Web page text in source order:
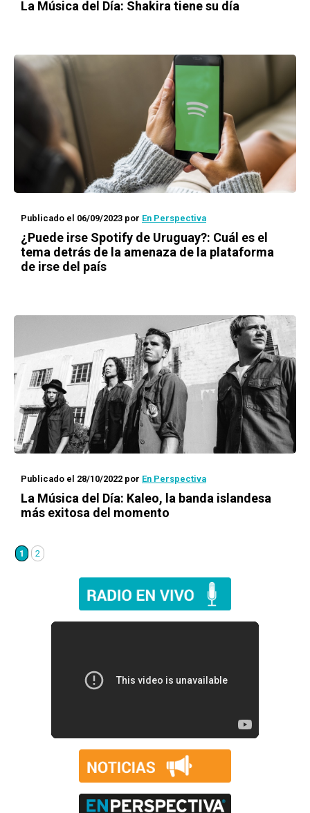
La Música del Día: Shakira tiene su día
Publicado el 06/09/2023 por En Perspectiva
¿Puede irse Spotify de Uruguay?: Cuál es el
tema detrás de la amenaza de la plataforma
de irse del país
Publicado el 28/10/2022 por En Perspectiva
La Música del Día: Kaleo, la banda islandesa
más exitosa del momento
1 2